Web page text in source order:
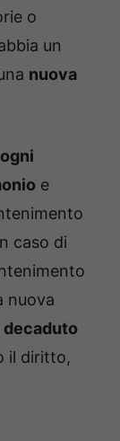
o
un
nuova
e
caso di
nuova
decaduto
il diritto,